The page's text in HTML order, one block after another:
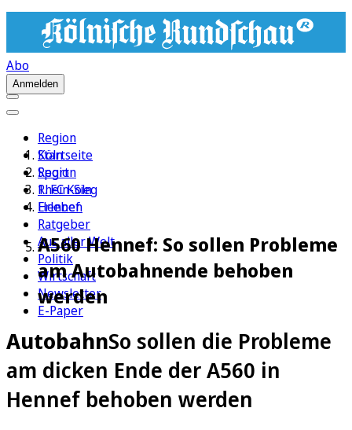
Abo
Anmelden
Region
Köln
Sport
1. FC Köln
Erleben
Ratgeber
Aus aller Welt
Politik
Wirtschaft
Newsletter
E-Paper
Startseite
Region
Rhein-Sieg
Hennef
A560 Hennef: So sollen Probleme
am Autobahnende behoben
werden
AutobahnSo sollen die Probleme
am dicken Ende der A560 in
Hennef behoben werden